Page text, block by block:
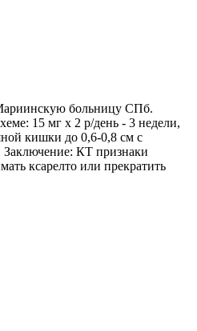
Мариинскую больницу СПб.
15 мг х 2 р/день - 3 недели,
кишки до 0,6-0,8 см с
Заключение: КТ признаки
ксарелто или прекратить